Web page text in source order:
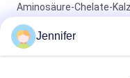
Aminosäure-Chelate-
alle Ernten pulverisieren
Aminosäure-Chelat-
Jennifer